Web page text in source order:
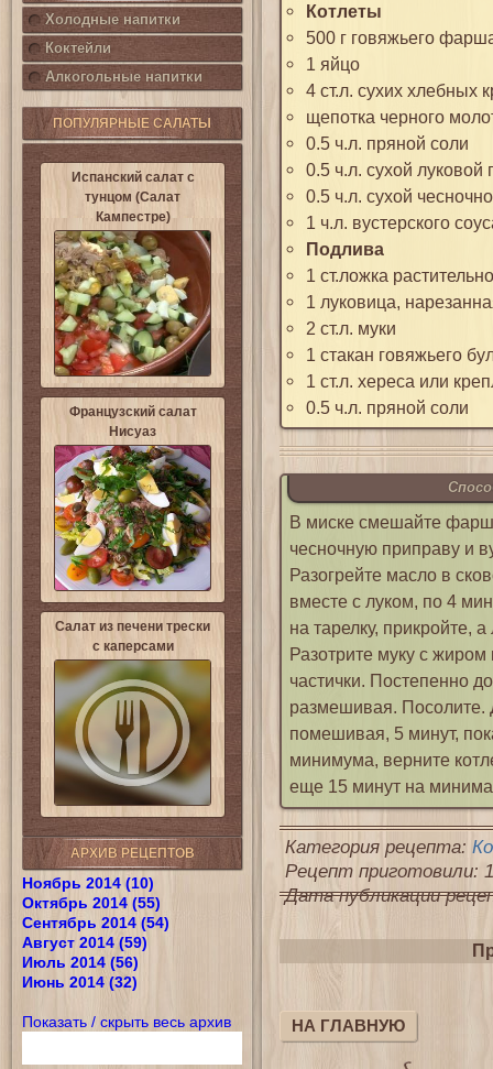
Холодные напитки
Коктейли
Алкогольные напитки
ПОПУЛЯРНЫЕ САЛАТЫ
Испанский салат с
тунцом (Салат
Кампестре)
Французский салат
Нисуаз
Салат из печени трески
с каперсами
АРХИВ РЕЦЕПТОВ
Ноябрь 2014 (10)
Октябрь 2014 (55)
Сентябрь 2014 (54)
Август 2014 (59)
Июль 2014 (56)
Июнь 2014 (32)
Показать / скрыть весь архив
Котлеты
500 г говяжьего
1 яйцо
4 ст.л. сухих хлебных
щепотка черного
0.5 ч.л. пряной соли
0.5 ч.л. сухой
0.5 ч.л. сухой
1 ч.л. вустерского
Подлива
1 ст.ложка
1 луковица,
2 ст.л. муки
1 стакан говяжьего
1 ст.л. хереса или
0.5 ч.л. пряной соли
В миске смешайте
чесночную приправу и
Разогрейте масло в
вместе с луком, по 4
на тарелку, прикройте,
Разотрите муку с
частички. Постепенно
размешивая. Посолите.
помешивая, 5 минут,
минимума, верните
еще 15 минут на
Категория рецепта:
Рецепт приготовили:
Дата публикации
НА ГЛАВНУЮ